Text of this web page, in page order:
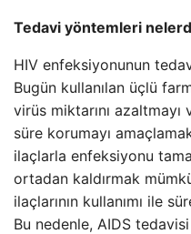
Tedavi yöntemleri
HIV enfeksiyonunun
Bugün kullanılan üçlü
virüs miktarını azaltmayı
süre korumayı
ilaçlarla enfeksiyonu
ortadan kaldırmak
ilaçlarının kullanımı ile
Bu nedenle, AIDS